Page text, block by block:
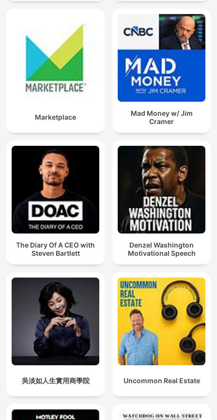
Marketplace
Mad Money w/ Jim
Cramer
The Diary Of A CEO with
Steven Bartlett
Denzel Washington
Motivational Speech
吳淡如人生實用商學院 Uncommon Real Estate